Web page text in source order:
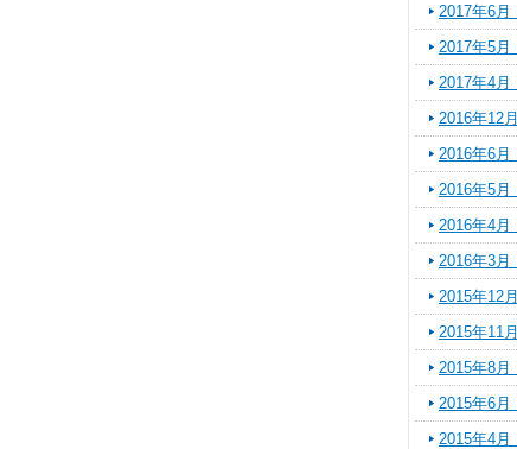
2017年6月
2017年5月
2017年4月
2016年12
2016年6月
2016年5月
2016年4月
2016年3月
2015年12
2015年11
2015年8月
2015年6月
2015年4月